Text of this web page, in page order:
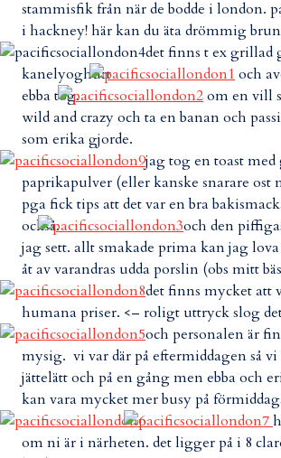
stammisfik från när de bodde i london.
i hackney! här kan du äta drömmig
det finns t ex grillad
kanelyoghurt
och
ebba tog.
om en vill
wild and crazy och ta en banan och
som erika gjorde.
jag tog en toast med
paprikapulver (eller kanske snarare ost
pga fick tips att det var en bra
också.
och den
jag sett. allt smakade prima kan jag
åt av varandras udda porslin (obs mitt
det finns mycket att
humana priser. <– roligt uttryck slog
och personalen är
mysig. vi var där på eftermiddagen så
jättelätt och på en gång men ebba och
kan vara mycket mer busy på
om ni är i närheten. det ligger på i 8